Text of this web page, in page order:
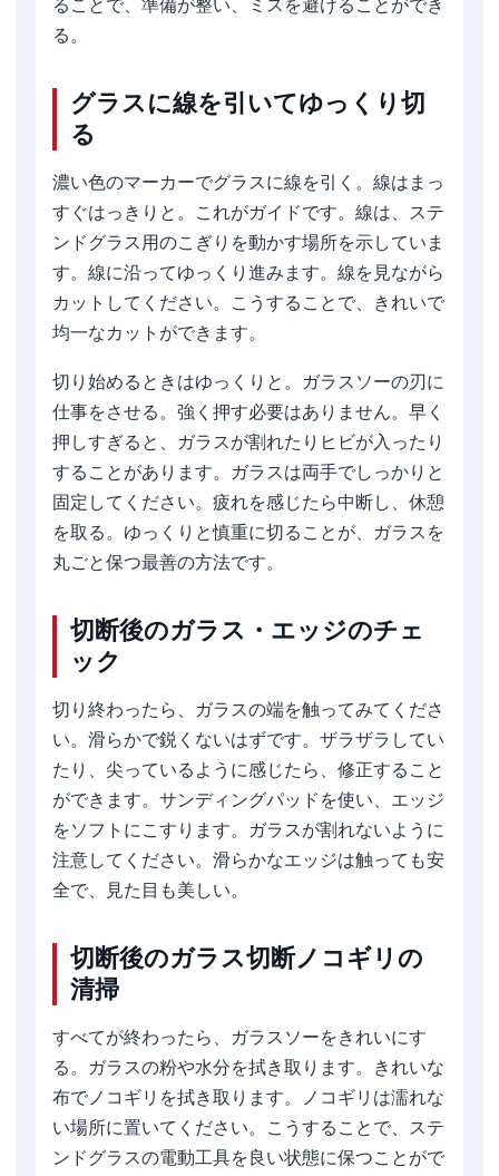
ることで、準備が整い、ミスを避けることができ
る。
グラスに線を引いてゆっくり切
る
濃い色のマーカーでグラスに線を引く。線はまっ
すぐはっきりと。これがガイドです。線は、ステ
ンドグラス用のこぎりを動かす場所を示していま
す。線に沿ってゆっくり進みます。線を見ながら
カットしてください。こうすることで、きれいで
均一なカットができます。
切り始めるときはゆっくりと。ガラスソーの刃に
仕事をさせる。強く押す必要はありません。早く
押しすぎると、ガラスが割れたりヒビが入ったり
することがあります。ガラスは両手でしっかりと
固定してください。疲れを感じたら中断し、休憩
を取る。ゆっくりと慎重に切ることが、ガラスを
丸ごと保つ最善の方法です。
切断後のガラス・エッジのチェ
ック
切り終わったら、ガラスの端を触ってみてくださ
い。滑らかで鋭くないはずです。ザラザラしてい
たり、尖っているように感じたら、修正すること
ができます。サンディングパッドを使い、エッジ
をソフトにこすります。ガラスが割れないように
注意してください。滑らかなエッジは触っても安
全で、見た目も美しい。
切断後のガラス切断ノコギリの
清掃
すべてが終わったら、ガラスソーをきれいにす
る。ガラスの粉や水分を拭き取ります。きれいな
布でノコギリを拭き取ります。ノコギリは濡れな
い場所に置いてください。こうすることで、ステ
ンドグラスの電動工具を良い状態に保つことがで